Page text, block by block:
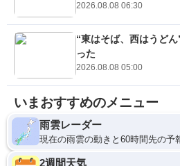
2026.08.08 06:30
“東はそば、西はうど
った
2026.08.08 05:00
いまおすすめのメニュー
雨雲レーダー
現在の雨雲の動きと60時間先の予
2週間天気